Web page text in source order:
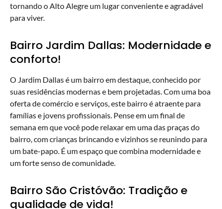
tornando o Alto Alegre um lugar conveniente e agradável
para viver.
Bairro Jardim Dallas: Modernidade e
conforto!
O Jardim Dallas é um bairro em destaque, conhecido por
suas residências modernas e bem projetadas. Com uma boa
oferta de comércio e serviços, este bairro é atraente para
famílias e jovens profissionais. Pense em um final de
semana em que você pode relaxar em uma das praças do
bairro, com crianças brincando e vizinhos se reunindo para
um bate-papo. É um espaço que combina modernidade e
um forte senso de comunidade.
Bairro São Cristóvão: Tradição e
qualidade de vida!